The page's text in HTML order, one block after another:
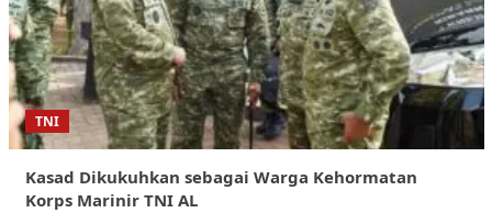
TNI
Kasad Dikukuhkan sebagai Warga Kehormatan
Korps Marinir TNI AL